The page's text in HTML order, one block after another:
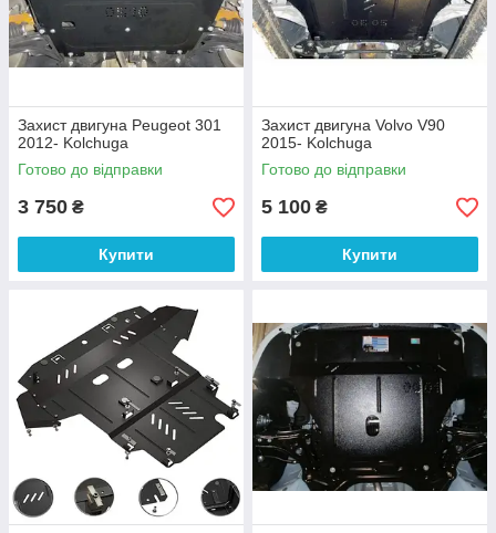
Захист двигуна Peugeot 301
2012- Kolchuga
Готово до відправки
3 750 ₴
Купити
Захист двигуна Volvo V90
2015- Kolchuga
Готово до відправки
5 100 ₴
Купити